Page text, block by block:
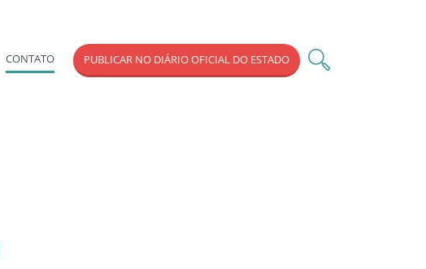
CONTATO PUBLICAR NO DIÁRIO OFICIAL DO ESTADO